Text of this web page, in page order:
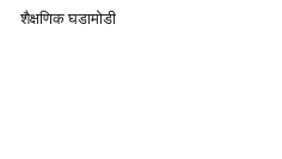
शैक्षणिक घडामोडी